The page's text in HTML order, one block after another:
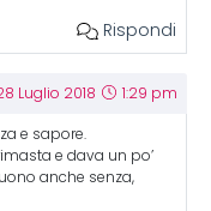
Rispondi
Luglio 2018 1:29 pm
e sapore.
e dava un po’
anche senza,